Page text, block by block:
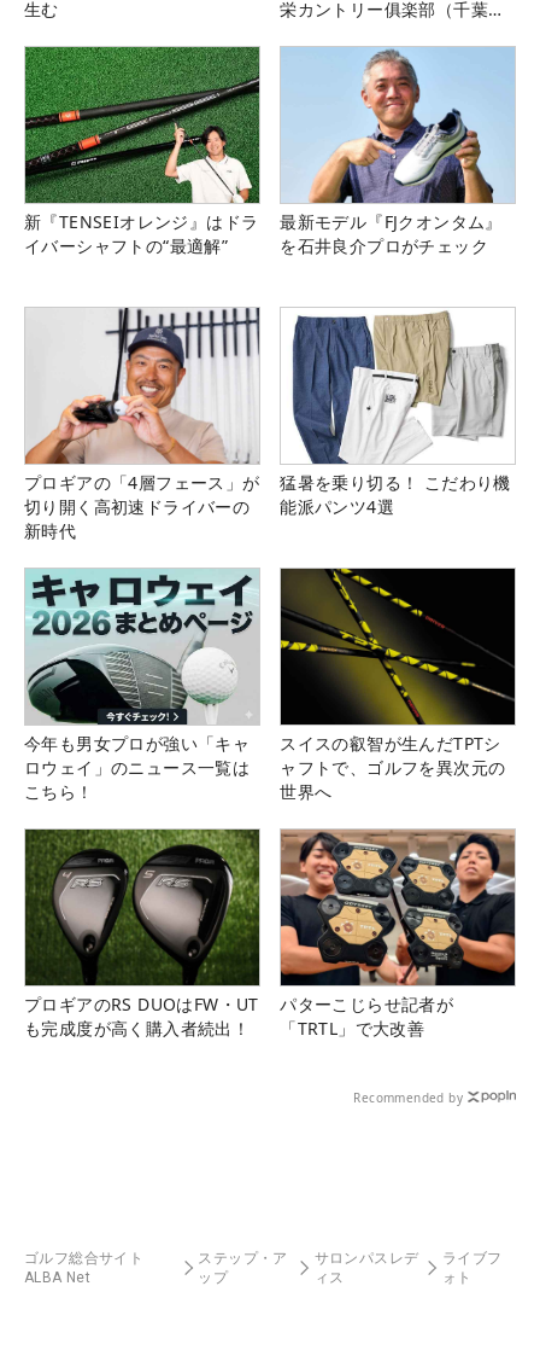
生む
栄カントリー俱楽部（千葉
新『TENSEIオレンジ』はドラ
イバーシャフトの“最適解”
最新モデル『FJクオンタム』
を石井良介プロがチェック
プロギアの「4層フェース」が
切り開く高初速ドライバーの
新時代
猛暑を乗り切る！ こだわり機
能派パンツ4選
今年も男女プロが強い「キャ
ロウェイ」のニュース一覧は
こちら！
スイスの叡智が生んだTPTシ
ャフトで、ゴルフを異次元の
世界へ
プロギアのRS DUOはFW・UT
も完成度が高く購入者続出！
パターこじらせ記者が
「TRTL」で大改善
Recommended by
ゴルフ総合サイト
ALBA Net
ステップ・ア
ップ
サロンパスレデ
ィス
ライブフ
ォト